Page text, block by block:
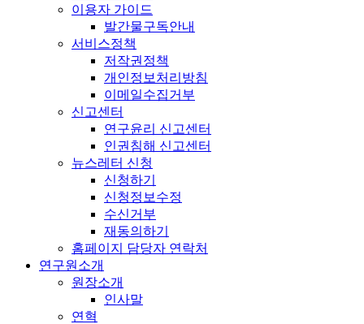
이용자 가이드
발간물구독안내
서비스정책
저작권정책
개인정보처리방침
이메일수집거부
신고센터
연구윤리 신고센터
인권침해 신고센터
뉴스레터 신청
신청하기
신청정보수정
수신거부
재동의하기
홈페이지 담당자 연락처
연구원소개
원장소개
인사말
연혁